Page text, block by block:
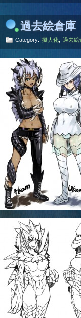
過去絵倉
Category: 擬人化 過去絵